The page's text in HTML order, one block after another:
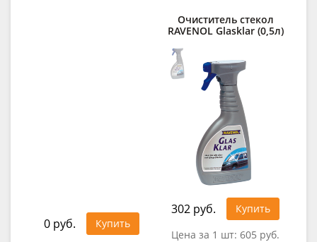
0 руб. Купить
Очиститель стекол
RAVENOL Glasklar (0,5л)
302 руб.
Купить
Цена за 1 шт: 605 руб.